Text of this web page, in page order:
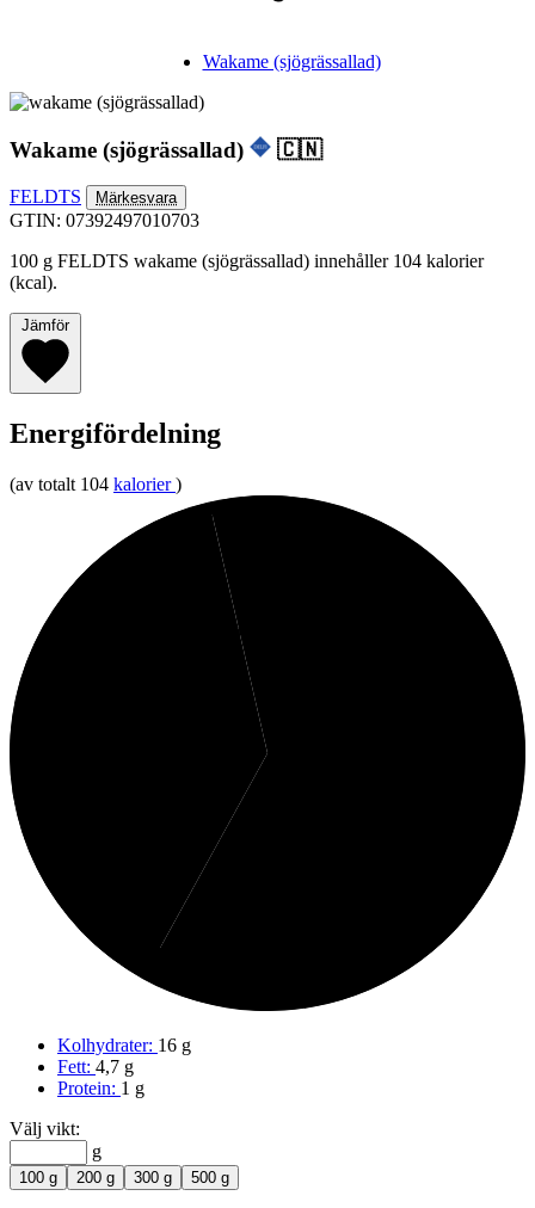
Wakame (sjögrässallad)
Wakame (sjögrässallad) 🇨🇳
FELDTS Märkesvara
GTIN: 07392497010703
100 g FELDTS wakame (sjögrässallad) innehåller 104 kalorier
(kcal).
Jämför
Energifördelning
(av totalt 104 kalorier )
Protein
Kolhydrater: 16 g
Fett: 4,7 g
Protein: 1 g
Välj vikt:
g
100 g 200 g 300 g 500 g